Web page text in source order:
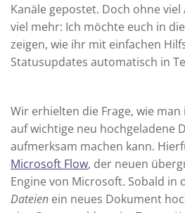
Kanäle gepostet. Doch ohne
viel mehr: Ich möchte euch in
zeigen, wie ihr mit einfachen
Statusupdates automatisch in
Wir erhielten die Frage, wie
auf wichtige neu hochgeladene
aufmerksam machen kann.
Microsoft Flow, der neuen
Engine von Microsoft. Sobald in
Dateien ein neues Dokument